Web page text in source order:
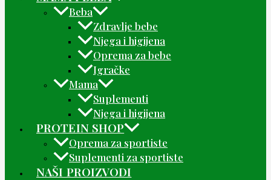
Beba
Zdravlje bebe
Njega i higijena
Oprema za bebe
Igračke
Mama
Suplementi
Njega i higijena
PROTEIN SHOP
Oprema za sportiste
Suplementi za sportiste
NAŠI PROIZVODI